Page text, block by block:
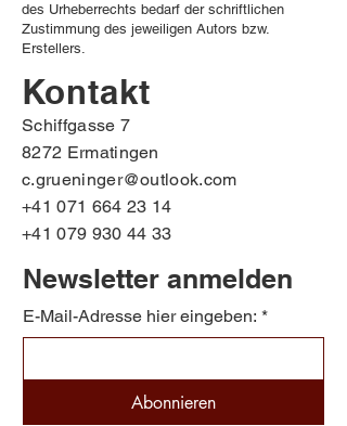
des Urheberrechts bedarf der schriftlichen
Zustimmung des jeweiligen Autors bzw.
Erstellers.
Kontakt
Schiffgasse 7
8272 Ermatingen
c.grueninger@outlook.com
+41 071 664 23 14
+41 079 930 44 33
Newsletter anmelden
E-Mail-Adresse hier eingeben: *
Abonnieren